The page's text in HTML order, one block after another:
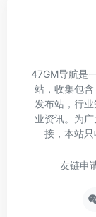
47GM导航是
站，收集包
发布站，行
业资讯。为
接，本站只
友链申